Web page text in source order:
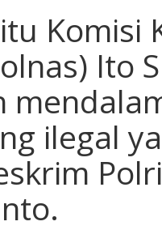
Komisi
Ito
ilegal